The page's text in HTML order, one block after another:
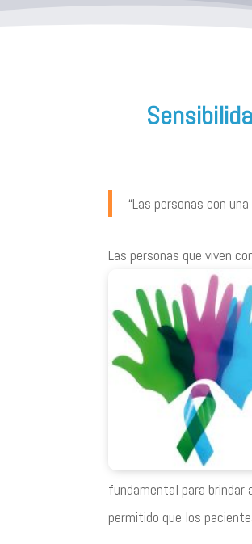
“Las personas con
Las personas que viven
fundamental para brindar
permitido que los